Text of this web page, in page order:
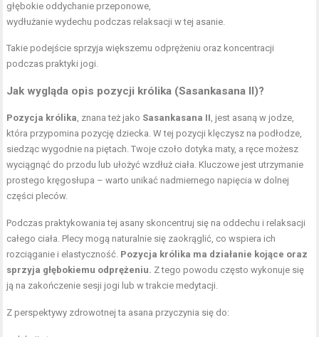
głębokie oddychanie przeponowe,
wydłużanie wydechu podczas relaksacji w tej asanie.
Takie podejście sprzyja większemu odprężeniu oraz koncentracji
podczas praktyki jogi.
Jak wygląda opis pozycji królika (Sasankasana II)?
Pozycja królika, znana też jako Sasankasana II, jest asaną w jodze,
która przypomina pozycję dziecka. W tej pozycji klęczysz na podłodze,
siedząc wygodnie na piętach. Twoje czoło dotyka maty, a ręce możesz
wyciągnąć do przodu lub ułożyć wzdłuż ciała. Kluczowe jest utrzymanie
prostego kręgosłupa – warto unikać nadmiernego napięcia w dolnej
części pleców.
Podczas praktykowania tej asany skoncentruj się na oddechu i relaksacji
całego ciała. Plecy mogą naturalnie się zaokrąglić, co wspiera ich
rozciąganie i elastyczność. Pozycja królika ma działanie kojące oraz
sprzyja głębokiemu odprężeniu. Z tego powodu często wykonuje się
ją na zakończenie sesji jogi lub w trakcie medytacji.
Z perspektywy zdrowotnej ta asana przyczynia się do: